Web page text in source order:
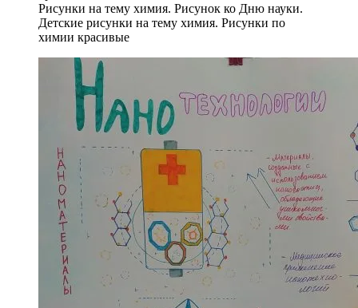
Рисунки на тему химия. Рисунок ко Дню науки.
Детские рисунки на тему химия. Рисунки по
химии красивые